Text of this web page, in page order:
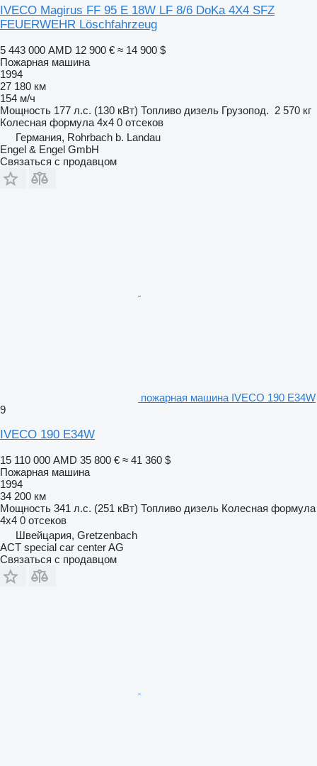
IVECO Magirus FF 95 E 18W LF 8/6 DoKa 4X4 SFZ
FEUERWEHR Löschfahrzeug
5 443 000 AMD 12 900 € ≈ 14 900 $
Пожарная машина
1994
27 180 км
154 м/ч
Мощность 177 л.с. (130 кВт) Топливо дизель Грузопод. 2 570 кг
Колесная формула 4x4 0 отсеков
Германия, Rohrbach b. Landau
Engel & Engel GmbH
Связаться с продавцом
пожарная машина IVECO 190 E34W
9
IVECO 190 E34W
15 110 000 AMD 35 800 € ≈ 41 360 $
Пожарная машина
1994
34 200 км
Мощность 341 л.с. (251 кВт) Топливо дизель Колесная формула
4x4 0 отсеков
Швейцария, Gretzenbach
ACT special car center AG
Связаться с продавцом